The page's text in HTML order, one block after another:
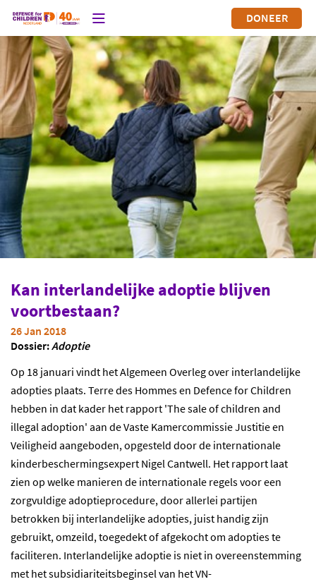
DONEER
Kan interlandelijke adoptie blijven
voortbestaan?
26 Jan 2018
Dossier:Adoptie
Op 18 januari vindt het Algemeen Overleg over interlandelijke
adopties plaats. Terre des Hommes en Defence for Children
hebben in dat kader het rapport 'The sale of children and
illegal adoption' aan de Vaste Kamercommissie Justitie en
Veiligheid aangeboden, opgesteld door de internationale
kinderbeschermingsexpert Nigel Cantwell. Het rapport laat
zien op welke manieren de internationale regels voor een
zorgvuldige adoptieprocedure, door allerlei partijen
betrokken bij interlandelijke adopties, juist handig zijn
gebruikt, omzeild, toegedekt of afgekocht om adopties te
faciliteren. Interlandelijke adoptie is niet in overeenstemming
met het subsidiariteitsbeginsel van het VN-